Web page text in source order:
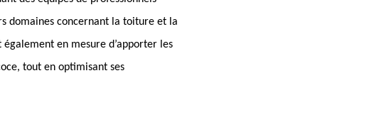
domaines concernant la toiture et la
en mesure d’apporter les
tout en optimisant ses